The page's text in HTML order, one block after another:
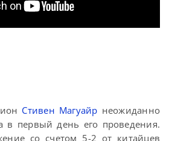
Стивен Магуайр неожиданно
в первый день его проведения.
со счетом 5-2 от китайцев